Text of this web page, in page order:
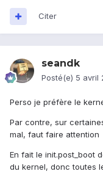
Citer
seandk
Posté(e) 5 avril
Perso je préfère le
Par contre, sur
mal, faut faire attention
En fait le init.post_boot
du kernel, donc toutes